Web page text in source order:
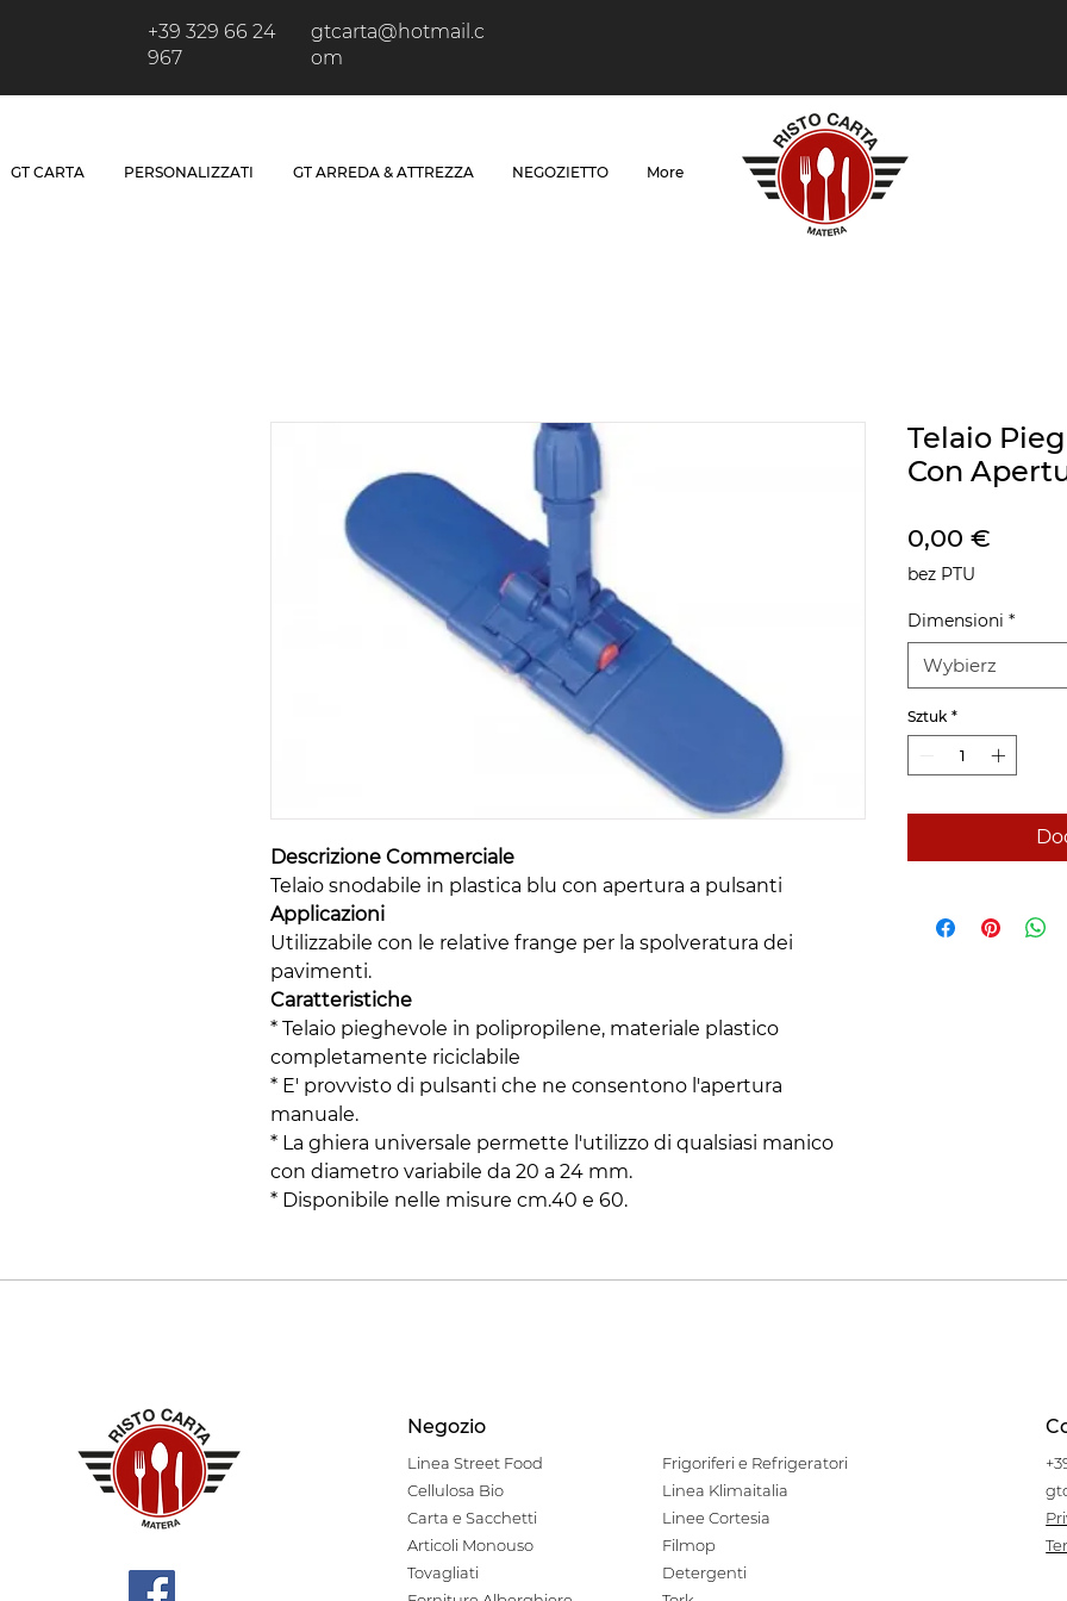
+39 329 66 24
967
gtcarta@hotmail.c
om
GT CARTA PERSONALIZZATI GT ARREDA & ATTREZZA NEGOZIETTO More
Descrizione Commerciale
Telaio snodabile in plastica blu con apertura a pulsanti
Applicazioni
Utilizzabile con le relative frange per la spolveratura dei
pavimenti.
Caratteristiche
* Telaio pieghevole in polipropilene, materiale plastico
completamente riciclabile
* E' provvisto di pulsanti che ne consentono l'apertura
manuale.
* La ghiera universale permette l'utilizzo di qualsiasi manico
con diametro variabile da 20 a 24 mm.
* Disponibile nelle misure cm.40 e 60.
Telaio
Con
0,00 €
bez PTU
Dimensioni *
Wybierz
Sztuk *
Negozio
Linea Street Food
Cellulosa Bio
Carta e Sacchetti
Articoli Monouso
Tovagliati
Frigoriferi e Refrigeratori
Linea Klimaitalia
Linee Cortesia
Filmop
Detergenti